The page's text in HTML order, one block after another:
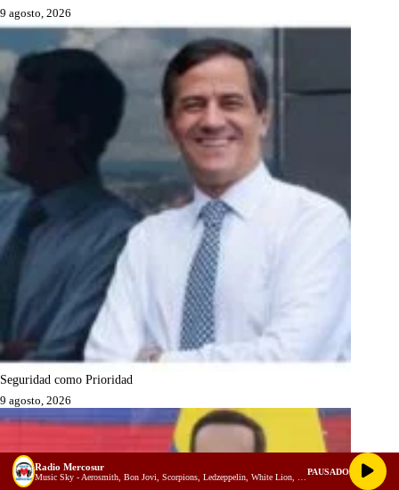
9 agosto, 2026
Seguridad como Prioridad
9 agosto, 2026
Radio Mercosur PAUSADO